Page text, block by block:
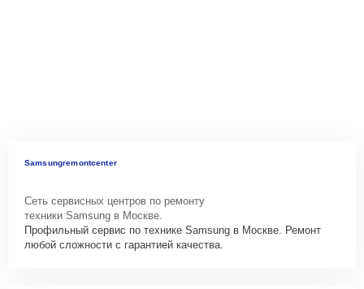
Samsungremontcenter
Сеть сервисных центров по ремонту
техники Samsung в Москве.
Профильный сервис по технике Samsung в Москве. Ремонт
любой сложности с гарантией качества.